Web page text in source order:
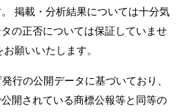
掲載・分析結果については十分気
の正否については保証していませ
願いいたします。
行の公開データに基づいており、
開されている商標公報等と同等の